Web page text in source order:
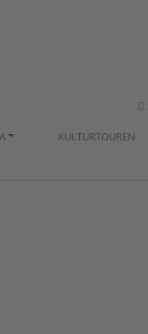
KULTURTOUREN